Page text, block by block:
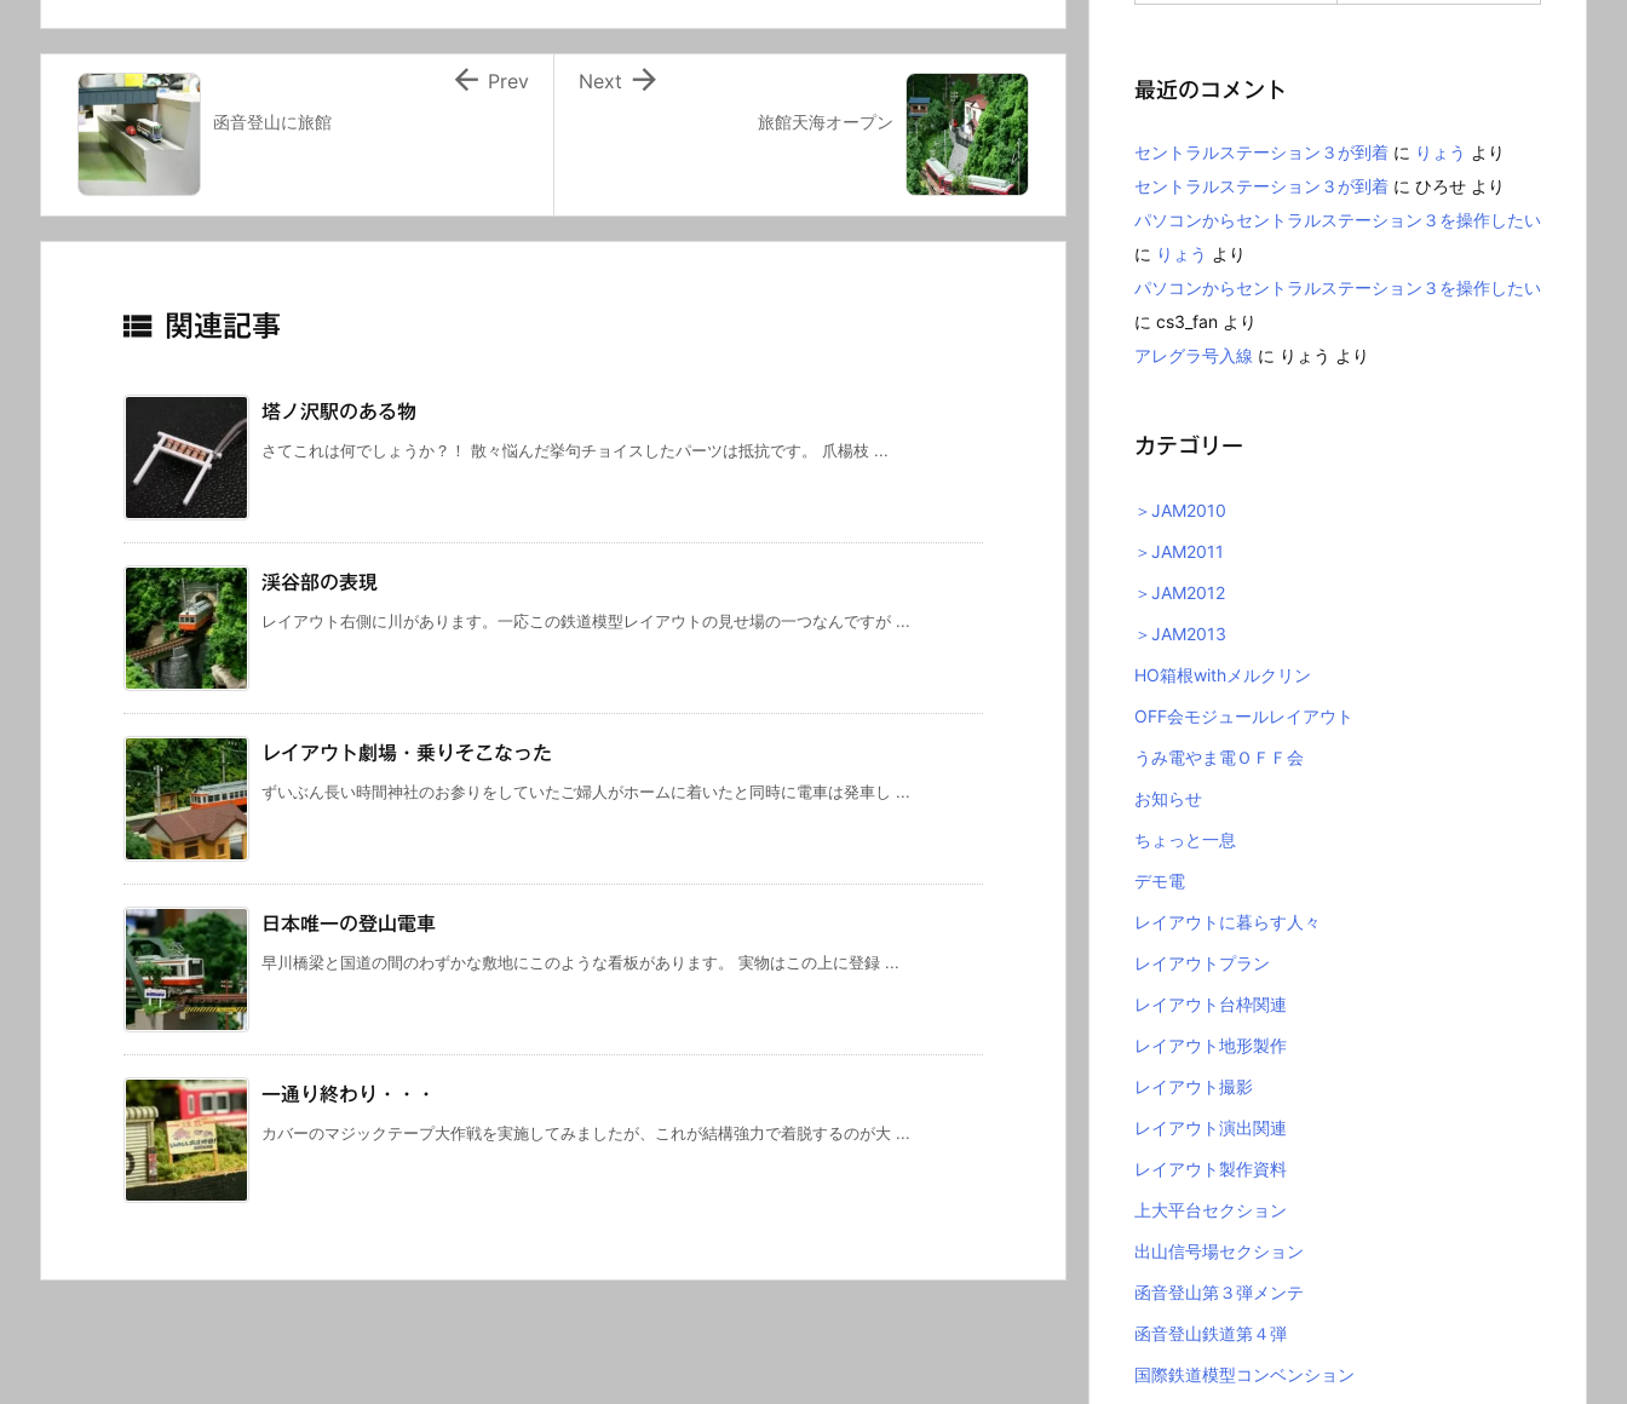
旅館天海オープン

Next
函音登山に旅館
 Prev
 関連記事
塔ノ沢駅のある物
さてこれは何でしょうか？！ 散々悩んだ挙句チョイスしたパーツは抵抗です。 爪楊枝 ...
渓谷部の表現
レイアウト右側に川があります。一応この鉄道模型レイアウトの見せ場の一つなんですが ...
レイアウト劇場・乗りそこなった
ずいぶん長い時間神社のお参りをしていたご婦人がホームに着いたと同時に電車は発車し ...
日本唯一の登山電車
早川橋梁と国道の間のわずかな敷地にこのような看板があります。 実物はこの上に登録 ...
一通り終わり・・・
カバーのマジックテープ大作戦を実施してみましたが、これが結構強力で着脱するのが大 ...
最近のコメント
セントラルステーション３が到着 に りょう より
セントラルステーション３が到着 に ひろせ より
パソコンからセントラルステーション３を操作したい
に りょう より
パソコンからセントラルステーション３を操作したい
に cs3_fan より
アレグラ号入線 に りょう より
カテゴリー
＞JAM2010
＞JAM2011
＞JAM2012
＞JAM2013
HO箱根withメルクリン
OFF会モジュールレイアウト
うみ電やま電ＯＦＦ会
お知らせ
ちょっと一息
デモ電
レイアウトに暮らす人々
レイアウトプラン
レイアウト台枠関連
レイアウト地形製作
レイアウト撮影
レイアウト演出関連
レイアウト製作資料
上大平台セクション
出山信号場セクション
函音登山第３弾メンテ
函音登山鉄道第４弾
国際鉄道模型コンベンション